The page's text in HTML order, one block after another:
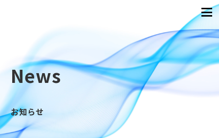
News
お知らせ